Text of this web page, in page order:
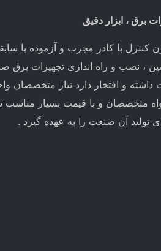
برق ، ابزار دقیق
با کادر مجرب و آزموده با
، نصب و راه اندازی تجهیزات برق
داشته و افتخار دارد نیاز متخصصان
متخصصان و با قیمت بسیار مناسب
تولید آن صنعت را به عهده گیرد .